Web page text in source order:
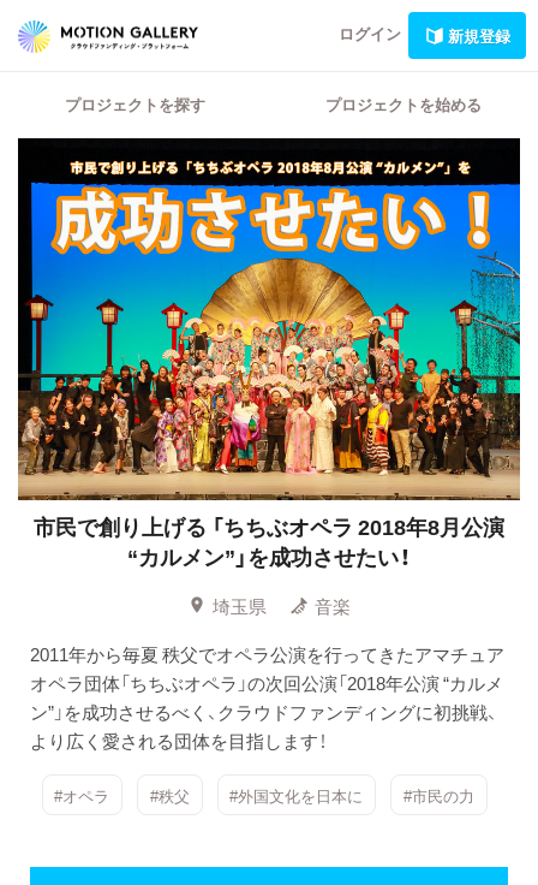
ログイン 新規登録
プロジェクトを探す プロジェクトを始める
市民で創り上げる 「ちちぶオペラ 2018年8月公演
“カルメン”」を成功させたい！
埼玉県
音楽
2011年から毎夏 秩父でオペラ公演を行ってきたアマチュア
オペラ団体「ちちぶオペラ」の次回公演「2018年公演 “カルメ
ン”」を成功させるべく、クラウドファンディングに初挑戦、
より広く愛される団体を目指します！
#オペラ #秩父 #外国文化を日本に #市民の力